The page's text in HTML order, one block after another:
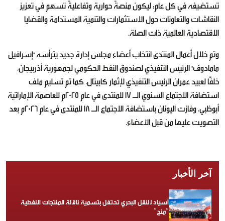
تستضيفه في كل عام؛ ليكون منصةً حوارية وتفاعليةً تسهم في تعزيز
النقاشات والتعاونات حول الاستثمارات والتنمية المستدامة والقضايا
الاقتصادية العالمية ذات الصلة.
وتم خلال أعمال المنتدى انتخاب أعضاء مجلس إدارة جديد يترأسه "إسرافيل
مامادوف" الرئيس التنفيذي لصندوق النفط الحكومي لجمهورية أذربيجان،
خلفًا لعبيد عمران الرئيس التنفيذي لإثمار كابيتال، كما تم تسليم ملف
استضافة الاجتماع السنوي الـ 17 للمنتدى في عام 2025م للعاصمة الإماراتية
أبوظبي، وفازت اليونان باستضافة الاجتماع الـ 18 للمنتدى في عام 2026م بعد
التصويت عليها من قبل الأعضاء.
آخر الأخبار
أسياد للنقل البحري تحتفل بتسمية ناقلة المنتجات النفطية
“منح”